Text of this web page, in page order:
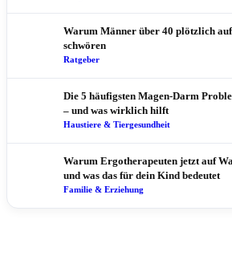
Warum Männer über 40 plötzlich
schwören
Ratgeber
Die 5 häufigsten Magen-Darm
– und was wirklich hilft
Haustiere & Tiergesundheit
Warum Ergotherapeuten jetzt auf
und was das für dein Kind bedeutet
Familie & Erziehung